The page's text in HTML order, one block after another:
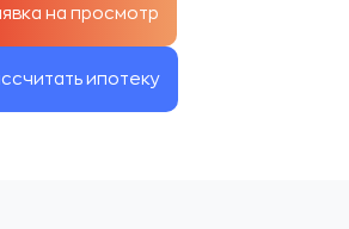
ипотеку